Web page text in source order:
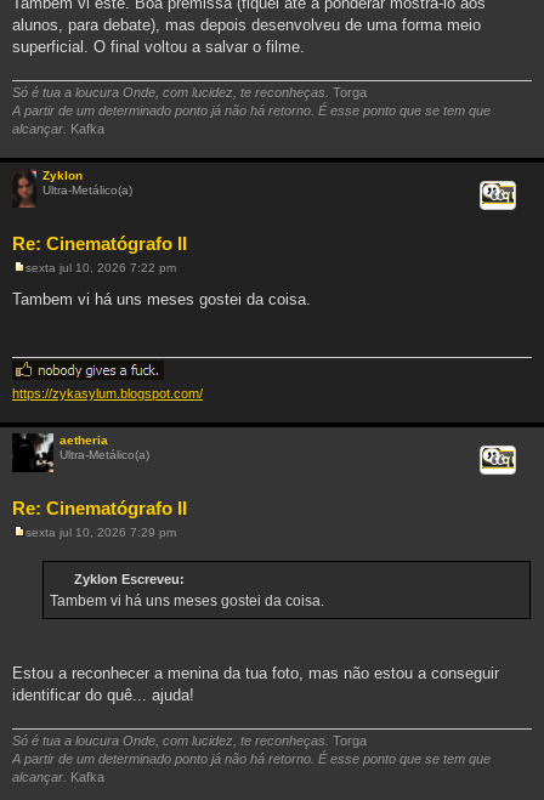
alunos, para debate), mas depois desenvolveu de uma forma meio
superficial. O final voltou a salvar o filme.
Só é tua a loucura Onde, com lucidez, te reconheças. Torga
A partir de um determinado ponto já não há retorno. É esse ponto que se tem que
alcançar. Kafka
Zyklon
Ultra-Metálico(a)
Re: Cinematógrafo II
Citar
n
e
m
sexta jul 10, 2026 7:22 pm
Tambem vi há uns meses gostei da coisa.
https://zykasylum.blogspot.com/
aetheria
Ultra-Metálico(a)
Re: Cinematógrafo II
Citar
sexta jul 10, 2026 7:29 pm
Zyklon Escreveu:
Tambem vi há uns meses gostei da coisa.
Estou a reconhecer a menina da tua foto, mas não estou a conseguir
identificar do quê... ajuda!
Só é tua a loucura Onde, com lucidez, te reconheças. Torga
A partir de um determinado ponto já não há retorno. É esse ponto que se tem que
alcançar. Kafka